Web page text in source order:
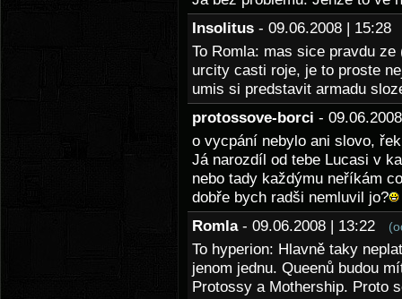
Insolitus - 09.06.2008 |
To Romla: mas sice pravdu
urcity casti roje, je to proste
umis si predstavit armadu
protossove-borci -
o vycpání nebylo ani slovo,
Já narozdíl od tebe Lucasi v
nebo tady každýmu neříkám
dobře bych radši nemluvil jo?
Romla - 09.06.2008 | 13:22
To hyperion: Hlavně taky
jenom jednu. Queenů budou
Protossy a Mothership. Proto